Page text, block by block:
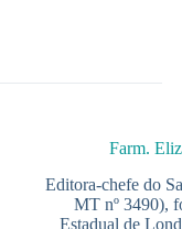
Farm.
Editora-chefe do
MT nº 3490),
Estadual de